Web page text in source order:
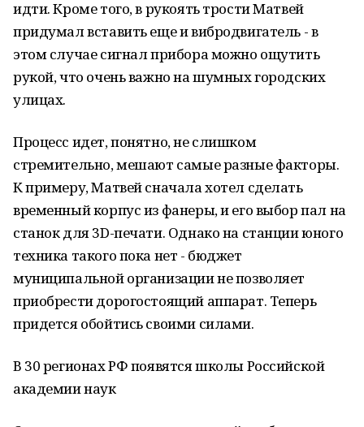
идти. Кроме того, в рукоять трости Матвей
придумал вставить еще и вибродвигатель - в
этом случае сигнал прибора можно ощутить
рукой, что очень важно на шумных городских
улицах.
Процесс идет, понятно, не слишком
стремительно, мешают самые разные факторы.
К примеру, Матвей сначала хотел сделать
временный корпус из фанеры, и его выбор пал на
станок для 3D-печати. Однако на станции юного
техника такого пока нет - бюджет
муниципальной организации не позволяет
приобрести дорогостоящий аппарат. Теперь
придется обойтись своими силами.
В 30 регионах РФ появятся школы Российской
академии наук